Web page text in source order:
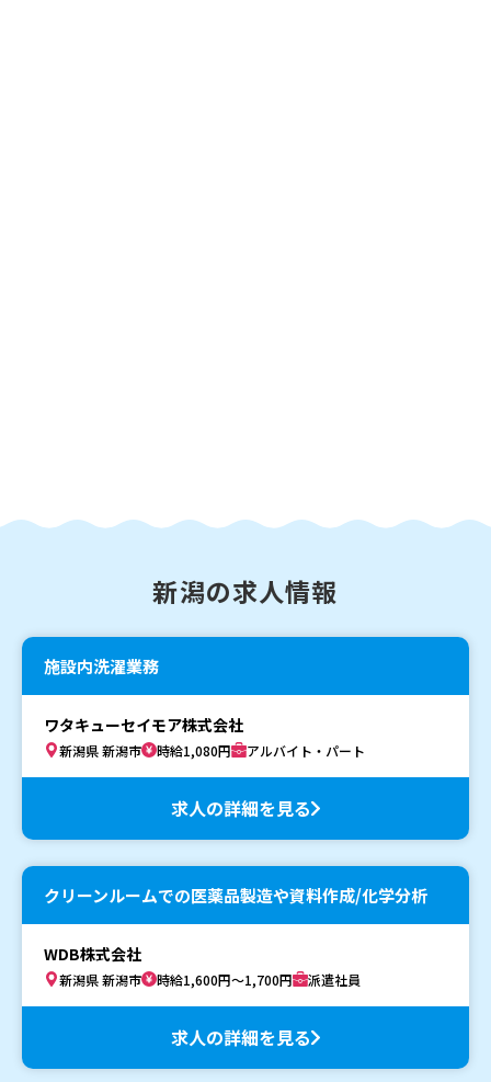
新潟の求人情報
施設内洗濯業務
ワタキューセイモア株式会社
新潟県 新潟市 時給1,080円 アルバイト・パート
求人の詳細を見る
クリーンルームでの医薬品製造や資料作成/化学分析
WDB株式会社
新潟県 新潟市 時給1,600円～1,700円 派遣社員
求人の詳細を見る